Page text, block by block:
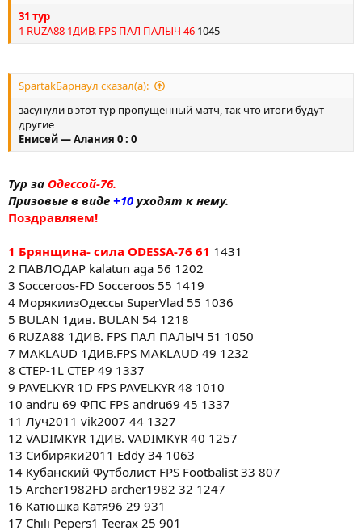
31 тур
1 RUZA88 1ДИВ. FPS ПАЛ ПАЛЫЧ 46 1045
SpartakБарнаул сказал(а):
засунули в этот тур пропущенный матч, так что итоги будут
другие
Енисей — Алания 0 : 0
Тур за Одессой-76.
Призовые в виде +10уходят к нему.
Поздравляем!
1 Брянщина- сила ODESSA-76 61 1431
2 ПАВЛОДАР kalatun aga 56 1202
3 Socceroos-FD Socceroos 55 1419
4 МорякиизОдессы SuperVlad 55 1036
5 BULAN 1див. BULAN 54 1218
6 RUZA88 1ДИВ. FPS ПАЛ ПАЛЫЧ 51 1050
7 MAKLAUD 1ДИВ.FPS MAKLAUD 49 1232
8 CTEP-1L CTEP 49 1337
9 PAVELKYR 1D FPS PAVELKYR 48 1010
10 andru 69 ФПС FPS andru69 45 1337
11 Луч2011 vik2007 44 1327
12 VADIMKYR 1ДИВ. VADIMKYR 40 1257
13 Сибиряки2011 Eddy 34 1063
14 Кубанский Футболист FPS Footbalist 33 807
15 Archer1982FD archer1982 32 1247
16 Катюшка Катя96 29 931
17 Chili Pepers1 Teerax 25 901